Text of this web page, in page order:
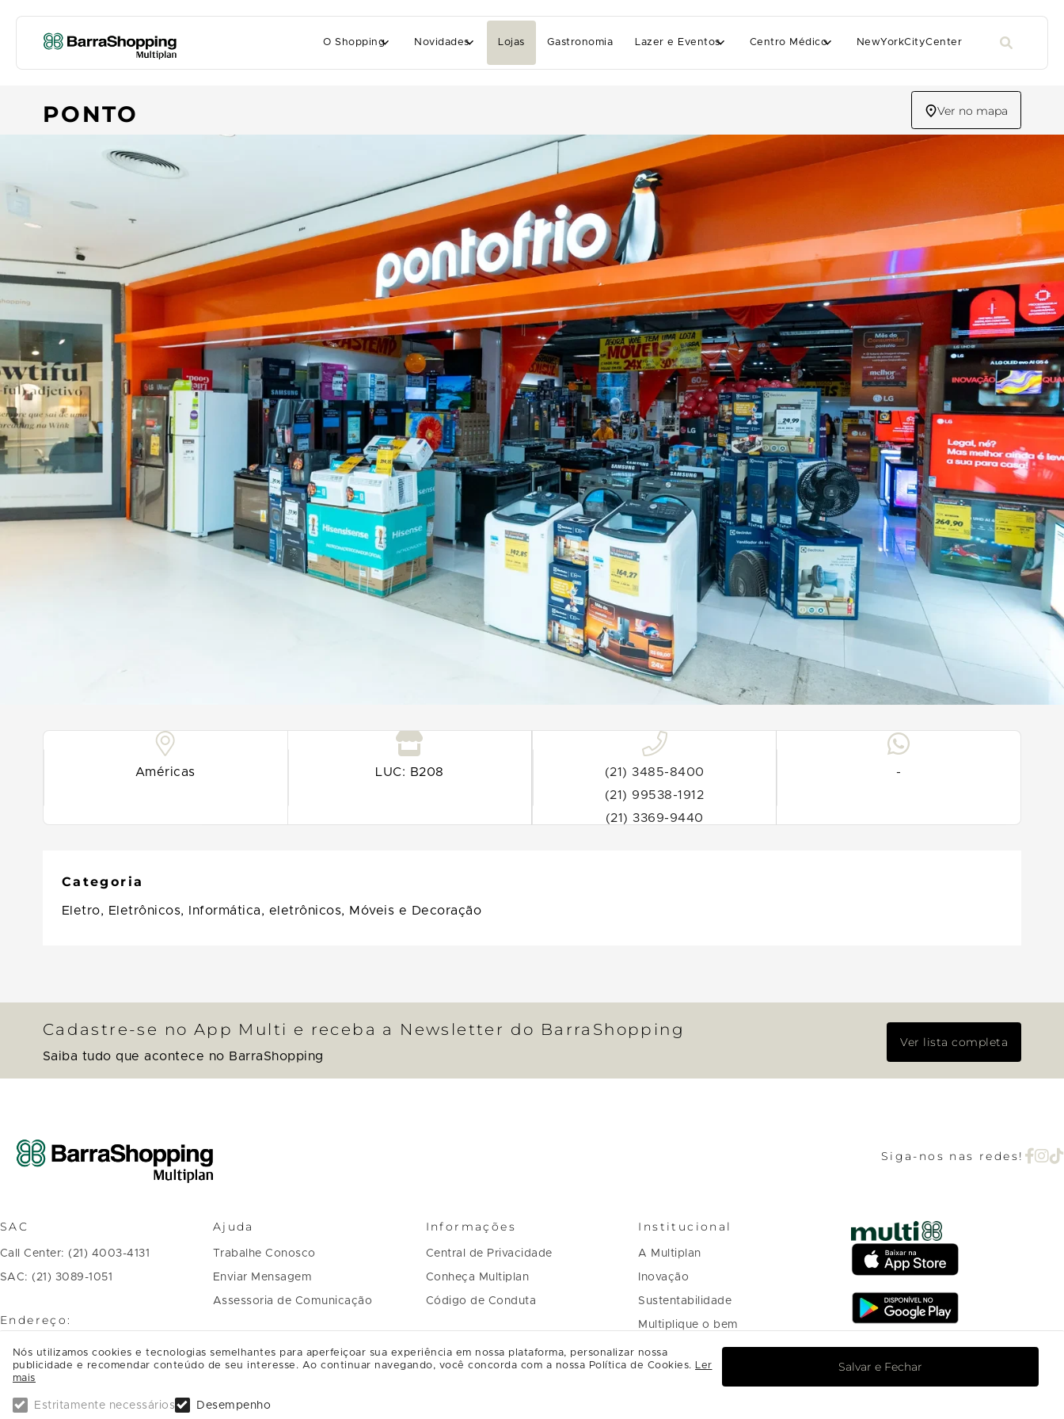
O Shopping Novidades Lojas Gastronomia Lazer e Eventos Centro Médico NewYorkCityCenter
PONTO Ver no mapa
Américas LUC: B208
(21) 3485-8400
(21) 99538-1912
(21) 3369-9440
-
Categoria
Eletro, Eletrônicos, Informática, eletrônicos, Móveis e Decoração
Cadastre-se no App Multi e receba a Newsletter do BarraShopping
Saiba tudo que acontece no BarraShopping
Ver lista completa
Siga-nos nas redes!
SAC
Call Center: (21) 4003-4131
SAC: (21) 3089-1051
Endereço:
Avenida das Américas, 4.666 Barra
da Tijuca
CEP: 22640-102, Rio de Janeiro - RJ
Ajuda
Trabalhe Conosco
Enviar Mensagem
Assessoria de Comunicação
Informações
Central de Privacidade
Conheça Multiplan
Código de Conduta
Institucional
A Multiplan
Inovação
Sustentabilidade
Multiplique o bem
Governança
Regulamento Programa de
Relacionamento
Nós utilizamos cookies e tecnologias semelhantes para aperfeiçoar sua experiência em nossa plataforma, personalizar nossa
publicidade e recomendar conteúdo de seu interesse. Ao continuar navegando, você concorda com a nossa Política de Cookies. Ler
mais
Estritamente necessários Desempenho
Salvar e Fechar